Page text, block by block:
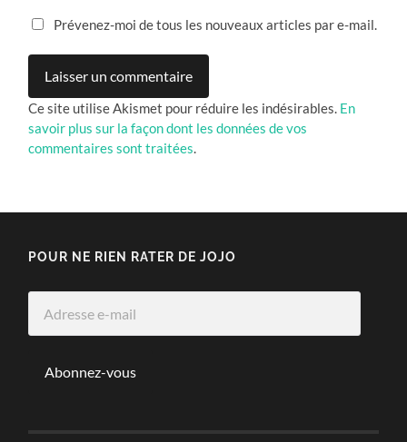
Prévenez-moi de tous les nouveaux articles par e-mail.
Ce site utilise Akismet pour réduire les indésirables. En
savoir plus sur la façon dont les données de vos
commentaires sont traitées.
POUR NE RIEN RATER DE JOJO
Abonnez-vous